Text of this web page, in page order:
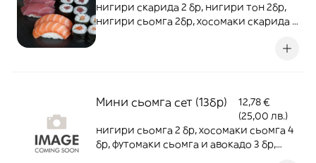
нигири скарида 2 бр, нигири тон 2бр,
нигири сьомга 2бр, хосомаки скарида 4
Мини сьомга сет (13бр)
12,78 €
(25,00 лв.)
нигири сьомга 2 бр, хосомаки сьомга 4
бр, футомаки сьомга и авокадо 3 бр,